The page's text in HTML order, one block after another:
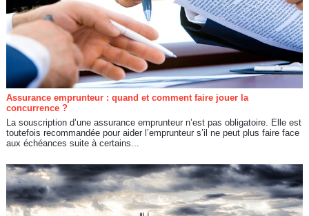
Assurance emprunteur : quand et comment faire jouer la
concurrence ?
La souscription d’une assurance emprunteur n’est pas obligatoire. Elle est
toutefois recommandée pour aider l’emprunteur s’il ne peut plus faire face
aux échéances suite à certains...